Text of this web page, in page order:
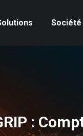
Société
: